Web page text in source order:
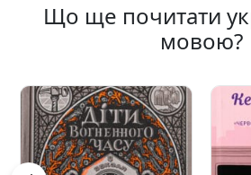
Що ще почитати
мовою?